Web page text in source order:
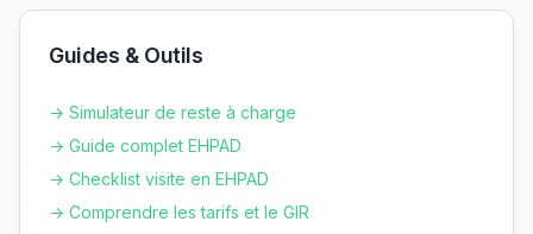
Guides & Outils
→ Simulateur de reste à charge
→ Guide complet EHPAD
→ Checklist visite en EHPAD
→ Comprendre les tarifs et le GIR